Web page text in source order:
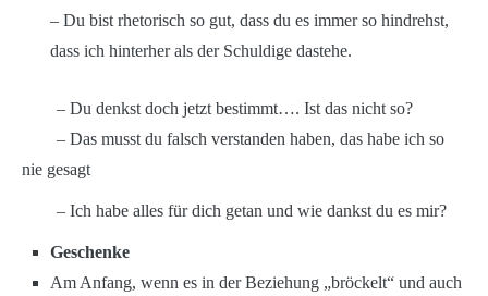
– Du bist rhetorisch so gut, dass du es immer so hindrehst,
dass ich hinterher als der Schuldige dastehe.
– Du denkst doch jetzt bestimmt…. Ist das nicht so?
– Das musst du falsch verstanden haben, das habe ich so
nie gesagt
– Ich habe alles für dich getan und wie dankst du es mir?
Geschenke
Am Anfang, wenn es in der Beziehung „bröckelt“ und auch